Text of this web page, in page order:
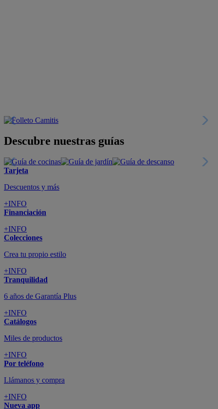
Descubre nuestras guías
Tarjeta
Descuentos y más
+INFO
Financiación
+INFO
Colecciones
Crea tu propio estilo
+INFO
Tranquilidad
6 años de Garantía Plus
+INFO
Catálogos
Miles de productos
+INFO
Por teléfono
Llámanos y compra
+INFO
Nueva app